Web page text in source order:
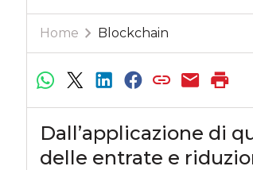
Home Blockchain
Dall’applicazione di
delle entrate e